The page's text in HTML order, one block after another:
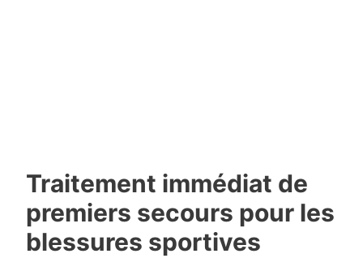
Traitement immédiat de
premiers secours pour les
blessures sportives